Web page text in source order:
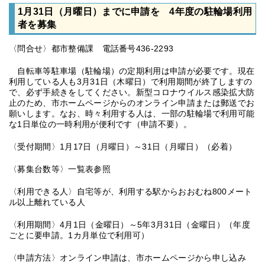
1月31日（月曜日）までに申請を 4年度の駐輪場利用
者を募集
〈問合せ〉都市整備課 電話番号436-2293
自転車等駐車場（駐輪場）の定期利用は申請が必要です。現在
利用している人も3月31日（木曜日）で利用期間が終了しますの
で、必ず手続きをしてください。新型コロナウイルス感染拡大防
止のため、市ホームページからのオンライン申請または郵送でお
願いします。なお、時々利用する人は、一部の駐輪場で利用可能
な1日単位の一時利用が便利です（申請不要）。
〈受付期間〉1月17日（月曜日）～31日（月曜日）（必着）
〈募集台数等〉一覧表参照
〈利用できる人〉自宅等が、利用する駅からおおむね800メート
ル以上離れている人
〈利用期間〉4月1日（金曜日）～5年3月31日（金曜日）（年度
ごとに要申請。1カ月単位で利用可）
〈申請方法〉オンライン申請は、市ホームページから申し込み